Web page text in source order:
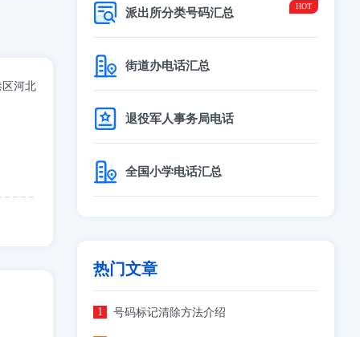
区河北
派出所分类号码汇总
街道办电话汇总
退役军人事务局电话
全国小学电话汇总
热门文章
号码标记清除方法介绍